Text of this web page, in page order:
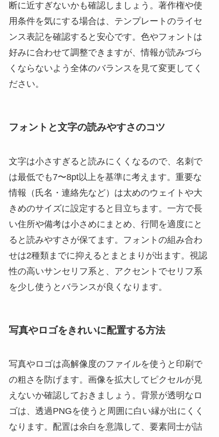
断に近すぎないかも確認しましょう。著作権や使
用条件を気にする場合は、テンプレートのライセ
ンス表記を確認すると安心です。色やフォントは
好みに合わせて調整できますが、情報が読みづら
くならないよう全体のバランスを見て変更してく
ださい。
フォントと文字の読みやすさのコツ
文字は小さすぎると読みにくくなるので、名刺で
は最低でも7〜8pt以上を基準に考えます。重要な
情報（氏名・連絡先など）は太めのウェイトや大
きめのサイズに設定すると目立ちます。一方で長
い住所や備考は小さめにまとめ、行間を適度にと
ると読みやすさが保てます。フォントの組み合わ
せは2種類までに抑えるとまとまりが出ます。視認
性の高いサンセリフ系と、アクセントでセリフ系
を少し使うとバランスが良くなります。
写真やロゴをきれいに配置する方法
写真やロゴは高解像度のファイルを使うと印刷で
の粗さを防げます。画像を拡大してピクセルが見
えないか確認しておきましょう。背景が透明なロ
ゴは、透過PNGを使うと周囲に白い縁が出にくく
なります。配置は余白を意識して、要素同士が詰